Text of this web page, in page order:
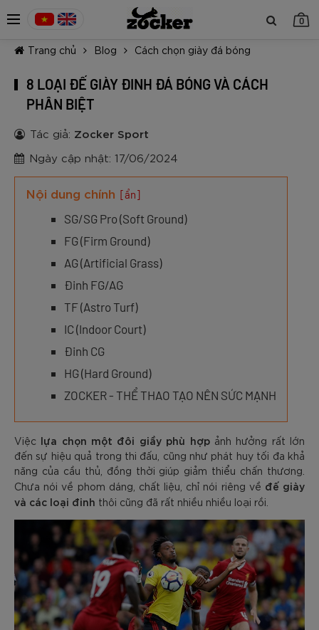
0
Trang chủ Blog Cách chọn giày đá bóng
8 LOẠI ĐẾ GIÀY ĐINH ĐÁ BÓNG VÀ CÁCH
PHÂN BIỆT
Tác giả: Zocker Sport
Ngày cập nhật: 17/06/2024
Nội dung chính [ẩn]
SG/SG Pro (Soft Ground)
FG (Firm Ground)
AG (Artificial Grass)
Đinh FG/AG
TF (Astro Turf)
IC (Indoor Court)
Đinh CG
HG (Hard Ground)
ZOCKER - THỂ THAO TẠO NÊN SỨC MẠNH
Việc lựa chọn một đôi giầy phù hợpảnh hưởng rất lớn
đến sự hiệu quả trong thi đấu, cũng như phát huy tối đa khả
năng của cầu thủ, đồng thời giúp giảm thiểu chấn thương.
Chưa nói về phom dáng, chất liệu, chỉ nói riêng về đế giày
và các loại đinh thôi cũng đã rất nhiều nhiều loại rồi.